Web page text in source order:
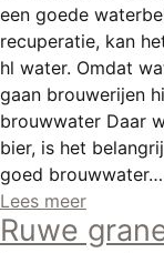
een goede
recuperatie, kan
hl water. Omdat
gaan brouwerijen
brouwwater Daar
bier, is het
goed brouwwater…
Lees meer
Ruwe